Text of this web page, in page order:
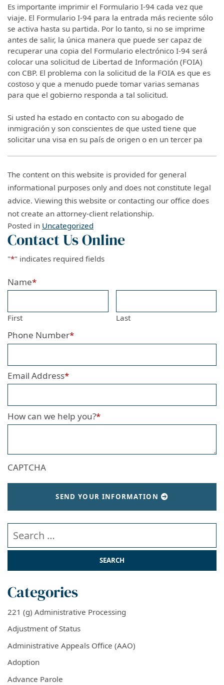
Es importante imprimir el Formulario I-94 cada vez que
viaje. El Formulario I-94 para la entrada más reciente sólo
se activa hasta su partida. Por lo tanto, si no se imprime
antes de salir, la única manera que puede ser capaz de
recuperar una copia del Formulario electrónico I-94 será
colocar una solicitud de Libertad de Información (FOIA)
con CBP. El problema con la solicitud de la FOIA es que es
costoso y que a menudo puede tomar varias semanas
para que el gobierno responda a tal solicitud.
Si usted ha estado en contacto con su abogado de
inmigración y son conscientes de que usted tiene que
solicitar una visa en su país de origen o en un tercer pa
The content on this website is provided for general
informational purposes only and does not constitute legal
advice. Viewing this website or contacting our office does
not create an attorney-client relationship.
Posted in Uncategorized
Contact Us Online
"*" indicates required fields
Name*
First Last
Phone Number*
Email Address*
How can we help you?*
CAPTCHA
SEND YOUR INFORMATION
Search our website
Categories
221 (g) Administrative Processing
Adjustment of Status
Administrative Appeals Office (AAO)
Adoption
Advance Parole